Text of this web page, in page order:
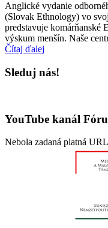
Anglické vydanie
(Slovak Ethnology) vo
predstavuje komárňanské
výskum menšín. Naše
Čítaj ďalej
Sleduj nás!
YouTube kanál
Nebola zadaná platná